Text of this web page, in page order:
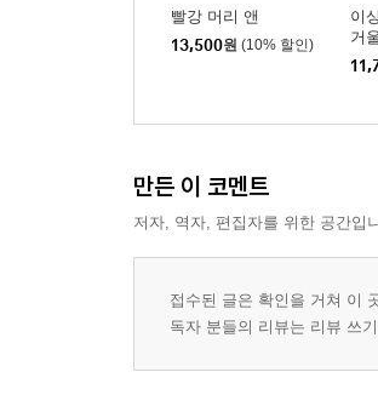
빨강 머리 앤
13,500원 (10% 할인)
이
거
만든 이 코멘트
저자, 역자, 편집자를 위한 공간입
접수된 글은 확인을 거쳐 이
독자 분들의 리뷰는 리뷰 쓰